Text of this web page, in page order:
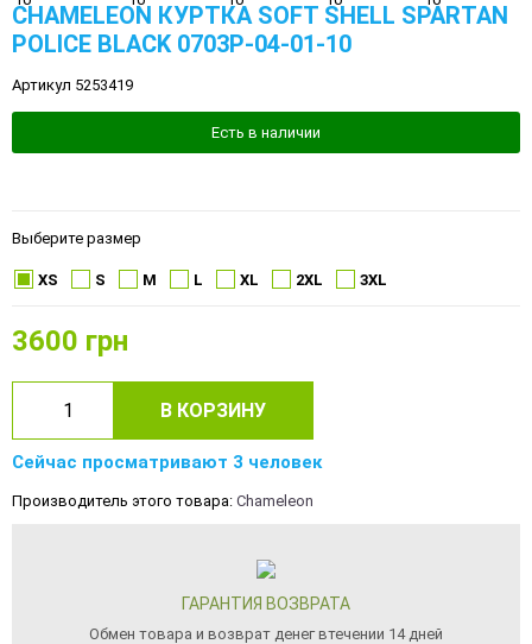
CHAMELEON КУРТКА SOFT SHELL SPARTAN
POLICE BLACK 0703P-04-01-10
Артикул 5253419
Есть в наличии
Выберите размер
XS S M L XL 2XL 3XL
3600 грн
В КОРЗИНУ
Сейчас просматривают 3 человек
Производитель этого товара: Chameleon
ГАРАНТИЯ ВОЗВРАТА
Обмен товара и возврат денег втечении 14 дней